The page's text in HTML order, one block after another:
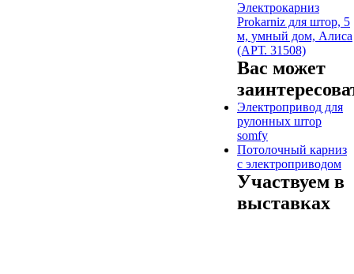
Электрокарниз
Prokarniz для штор, 5
м, умный дом, Алиса
(АРТ. 31508)
Вас может
Электропривод для
рулонных штор
somfy
Потолочный карниз
с электроприводом
Участвуем в
выставках